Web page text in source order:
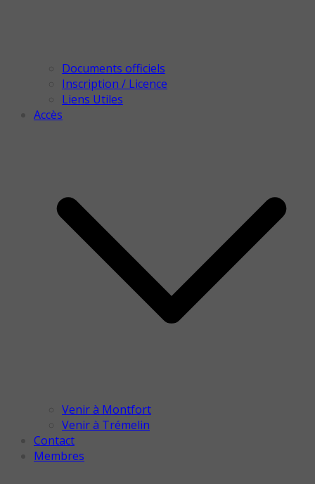
Documents officiels
Inscription / Licence
Liens Utiles
Accès
Venir à Montfort
Venir à Trémelin
Contact
Membres